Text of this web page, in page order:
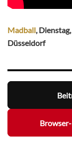
Madball,
Düsseldorf